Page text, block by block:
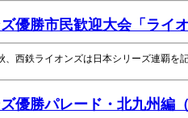
優勝市民歓迎大会「ライ
、西鉄ライオンズは日本シリーズ連覇を
優勝パレード・北九州編